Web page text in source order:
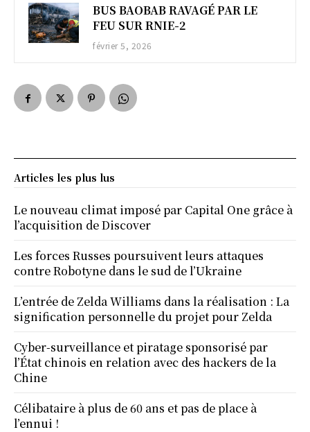
BUS BAOBAB RAVAGÉ PAR LE
FEU SUR RNIE-2
février 5, 2026
Articles les plus lus
Le nouveau climat imposé par Capital One grâce à
l’acquisition de Discover
Les forces Russes poursuivent leurs attaques
contre Robotyne dans le sud de l’Ukraine
L’entrée de Zelda Williams dans la réalisation : La
signification personnelle du projet pour Zelda
Cyber-surveillance et piratage sponsorisé par
l’État chinois en relation avec des hackers de la
Chine
Célibataire à plus de 60 ans et pas de place à
l’ennui !